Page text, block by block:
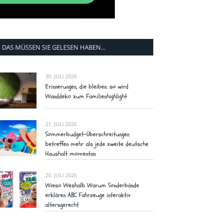
DAS MÜSSEN SIE GELESEN HABEN…
30. JULI 2026
Erinnerungen, die bleiben: so wird
Wanddeko zum Familienhighlight
21. JULI 2026
Sommerbudget-Überschreitungen
betreffen mehr als jede zweite deutsche
Haushalt momentan
20. JULI 2026
Wieso Weshalb Warum Sonderbände
erklären ABC Fahrzeuge interaktiv
altersgerecht